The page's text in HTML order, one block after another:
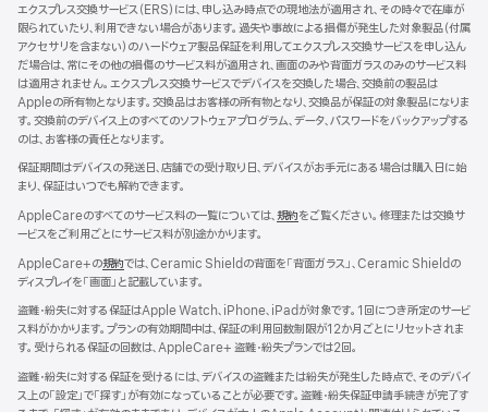
ウ
イ
ン
ド
ウ
で
開
き
ま
す）
エクスプレス交換サービス（ERS）には、申し込み時点での現地法が適用され、その時々で在庫が
限られていたり、利用できない場合があります。過失や事故による損傷が発生した対象製品（付属
アクセサリを含まない）のハードウェア製品保証を利用してエクスプレス交換サービスを申し込ん
だ場合は、常にその他の損傷のサービス料が適用され、画面のみや背面ガラスのみのサービス料
は適用されません。エクスプレス交換サービスでデバイスを交換した場合、交換前の製品は
Appleの所有物となります。交換品はお客様の所有物となり、交換品が保証の対象製品になりま
す。交換前のデバイス上のすべてのソフトウェアプログラム、データ、パスワードをバックアップする
のは、お客様の責任となります。
保証期間はデバイスの発送日、店舗での受け取り日、デバイスがお手元にある場合は購入日に始
まり、保証はいつでも解約できます。
AppleCareのすべてのサービス料の一覧については、規約（新
イ
ド
ウ
で
き
ま
をご覧ください。修理または交換サ
ービスをご利用ごとにサービス料が別途かかります。
AppleCare+の規約（新
規
イ
ン
ド
ウ
で
では、Ceramic Shieldの背面を「背面ガラス」、Ceramic Shieldの
ディスプレイを「画面」と記載しています。
盗難・紛失に対する保証はApple Watch、iPhone、iPadが対象です。1回につき所定のサービ
ス料がかかります。プランの有効期間中は、保証の利用回数制限が12か月ごとにリセットされま
す。受けられる保証の回数は、AppleCare+ 盗難・紛失プランでは2回。
盗難・紛失に対する保証を受けるには、デバイスの盗難または紛失が発生した時点で、そのデバイ
ス上の「設定」で「探す」が有効になっていることが必要です。盗難・紛失保証申請手続きが完了す